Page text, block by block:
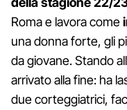
Roma e lavora come
una donna forte, gli
da giovane. Stando
arrivato alla fine: ha
due corteggiatrici,